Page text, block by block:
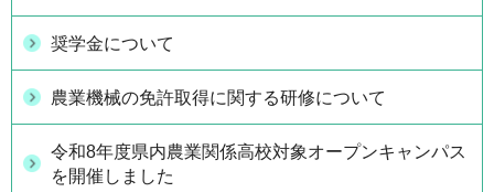
奨学金について
農業機械の免許取得に関する研修について
令和8年度県内農業関係高校対象オープンキャンパス
を開催しました